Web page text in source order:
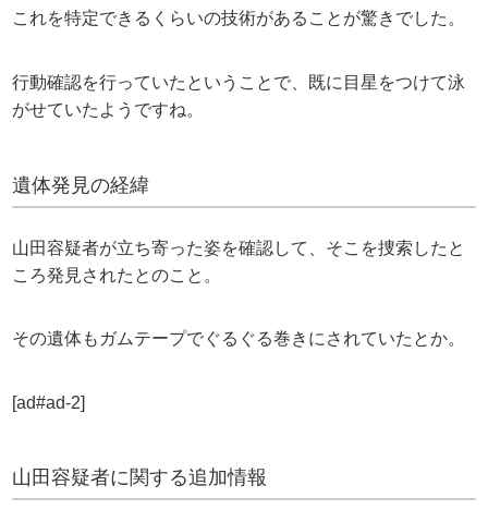
これを特定できるくらいの技術があることが驚きでした。
行動確認を行っていたということで、既に目星をつけて泳
がせていたようですね。
遺体発見の経緯
山田容疑者が立ち寄った姿を確認して、そこを捜索したと
ころ発見されたとのこと。
その遺体もガムテープでぐるぐる巻きにされていたとか。
[ad#ad-2]
山田容疑者に関する追加情報